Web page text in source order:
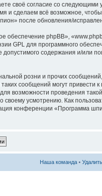
своё согласие со следующими
сделаем всё возможное,
после обновления/
phpBB»,
GPL для программного
содержания и/или
розни и прочих
сообщений могут привести
возможности проведения
усмотрению. Как
конференции «Программа
Наша команда •